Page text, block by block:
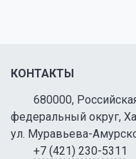
КОНТАКТЫ
680000,
федеральный округ,
ул. Муравьева-
+7 (421) 230-5311